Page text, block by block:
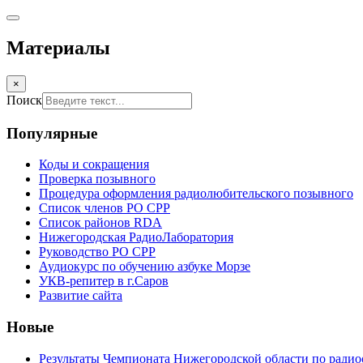
Материалы
×
Поиск
Популярные
Коды и сокращения
Проверка позывного
Процедура оформления радиолюбительского позывного
Список членов РО СРР
Список районов RDA
Нижегородская РадиоЛаборатория
Руководство РО СРР
Аудиокурс по обучению азбуке Морзе
УКВ-репитер в г.Саров
Развитие сайта
Новые
Результаты Чемпионата Нижегородской области по